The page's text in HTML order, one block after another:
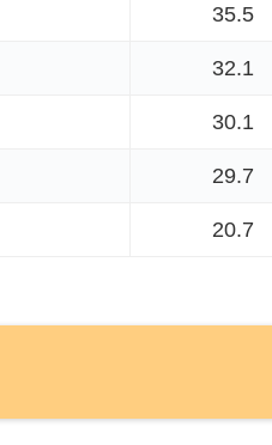
35.5
32.1
30.1
29.7
20.7